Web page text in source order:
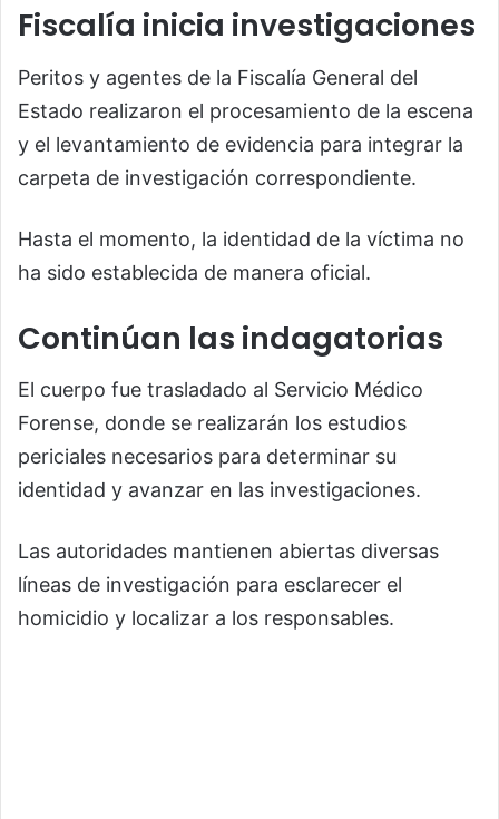
Fiscalía inicia investigaciones
Peritos y agentes de la Fiscalía General del
Estado realizaron el procesamiento de la escena
y el levantamiento de evidencia para integrar la
carpeta de investigación correspondiente.
Hasta el momento, la identidad de la víctima no
ha sido establecida de manera oficial.
Continúan las indagatorias
El cuerpo fue trasladado al Servicio Médico
Forense, donde se realizarán los estudios
periciales necesarios para determinar su
identidad y avanzar en las investigaciones.
Las autoridades mantienen abiertas diversas
líneas de investigación para esclarecer el
homicidio y localizar a los responsables.